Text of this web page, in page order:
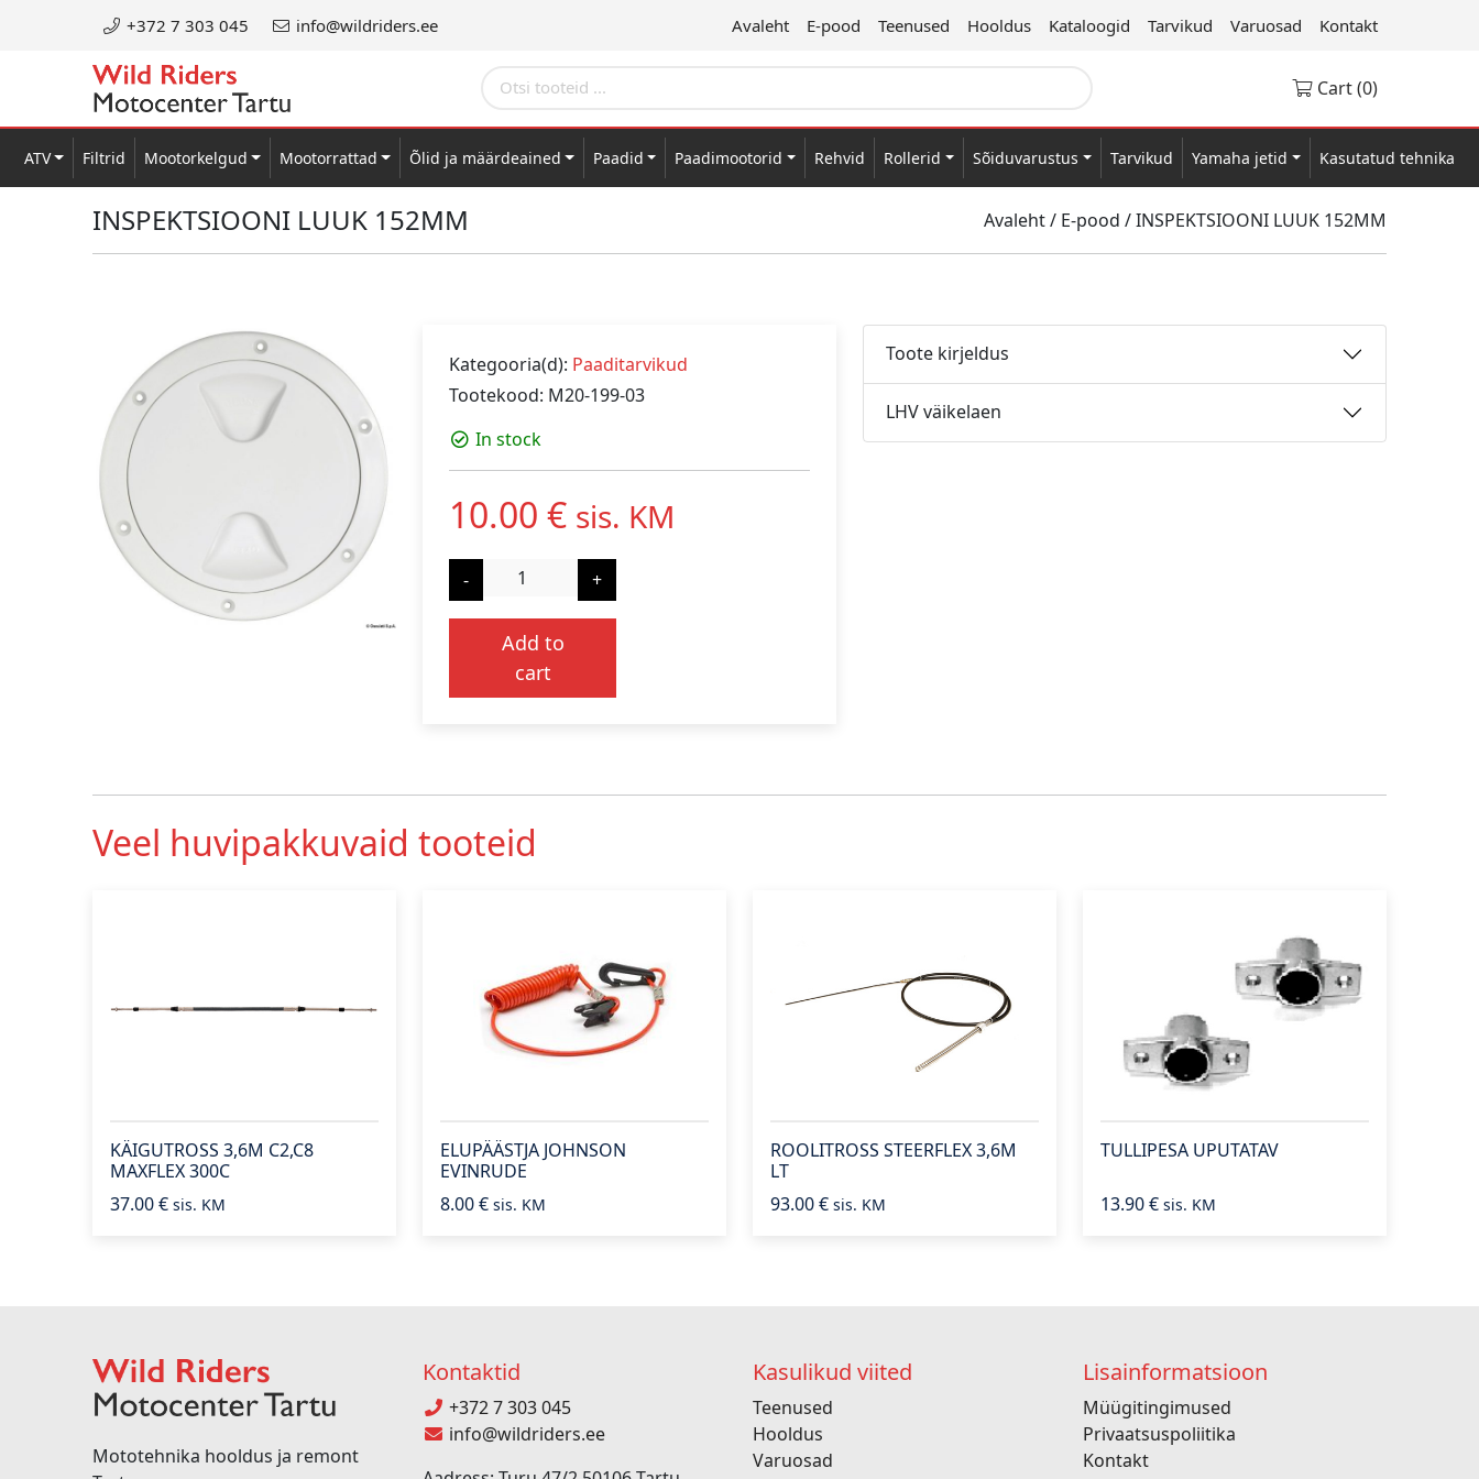
+372 7 303 045 info@wildriders.ee Avaleht E-pood Teenused Hooldus Kataloogid Tarvikud Varuosad Kontakt
Cart (0)
ATV Filtrid Mootorkelgud Mootorrattad Õlid ja määrdeained Paadid Paadimootorid Rehvid Rollerid Sõiduvarustus Tarvikud Yamaha jetid Kasutatud tehnika
INSPEKTSIOONI LUUK 152MM Avaleht/ E-pood /INSPEKTSIOONI LUUK 152MM
Kategooria(d): Paaditarvikud
Tootekood: M20-199-03
In stock
10.00 € sis. KM
- +
Add to
cart
Toote kirjeldus
LHV väikelaen
Veel huvipakkuvaid tooteid
KÄIGUTROSS 3,6M C2,C8
MAXFLEX 300C
37.00€ sis. KM
ELUPÄÄSTJA JOHNSON
EVINRUDE
8.00€ sis. KM
ROOLITROSS STEERFLEX 3,6M
LT
93.00€ sis. KM
TULLIPESA UPUTATAV
13.90€ sis. KM
Mototehnika hooldus ja remont
Kontaktid
+372 7 303 045
info@wildriders.ee
Kasulikud viited
Teenused
Hooldus
Varuosad
Lisainformatsioon
Müügitingimused
Privaatsuspoliitika
Kontakt